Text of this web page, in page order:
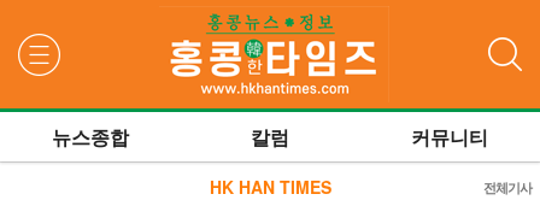
뉴스종합 칼럼 커뮤니티
HK HAN TIMES 전체기사